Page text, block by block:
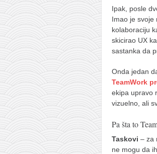
nunchaku
bo
tonfa
sai
timbei rochin
tsunami dojo
program
snimci nastupa
galerija kluba
Ipak, posle
Imao je svoje
kolaboraciju
skicirao UX
sastanka da
Onda jedan
TeamWork
ekipa upravo
vizuelno, ali
Pa šta to
Taskovi – za
ne mogu da